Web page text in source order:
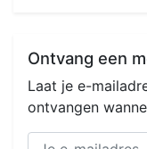
Ontvang een
Laat je e-
ontvangen